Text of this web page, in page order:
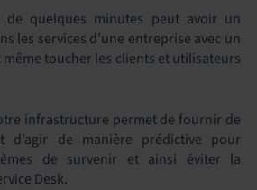
de quelques minutes peut avoir un
les services d’une entreprise avec un
toucher les clients et utilisateurs
infrastructure permet de fournir de
d’agir de manière prédictive pour
de survenir et ainsi éviter la
Desk.